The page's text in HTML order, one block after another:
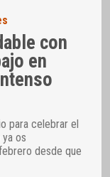
con
en
para celebrar el
os
desde que